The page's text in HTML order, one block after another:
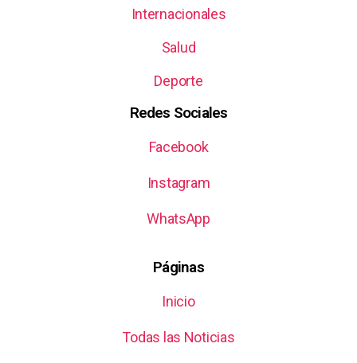
Internacionales
Salud
Deporte
Redes Sociales
Facebook
Instagram
WhatsApp
Páginas
Inicio
Todas las Noticias